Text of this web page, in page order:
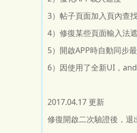
3）帖子頁面加入頁內查
4）修復某些頁面輸入法
5）開啟APP時自動同步
6）因使用了全新UI，
2017.04.17 更新
修復開啟二次驗證後，退